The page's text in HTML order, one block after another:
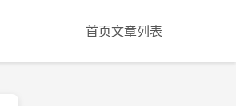
首页文章列表